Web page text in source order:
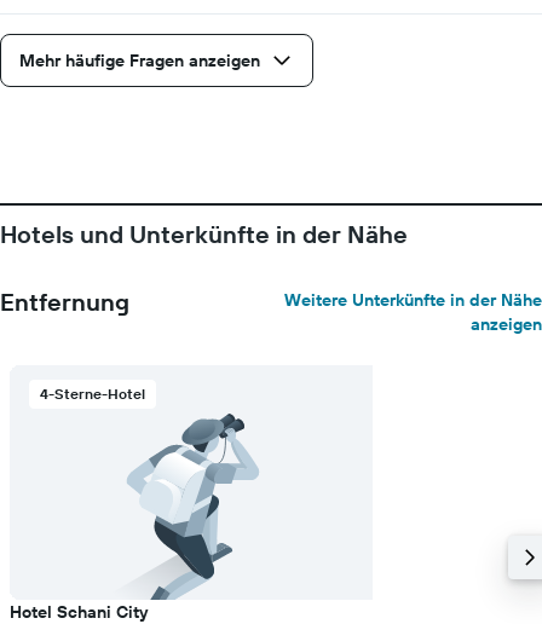
Mehr häufige Fragen anzeigen
Hotels und Unterkünfte in der Nähe
Entfernung
Weitere Unterkünfte in der Nähe
anzeigen
4-Sterne-Hotel
Hotel Schani City